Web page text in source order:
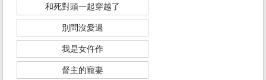
和死對頭一起穿越了
別問沒愛過
我是女仵作
督主的寵妻